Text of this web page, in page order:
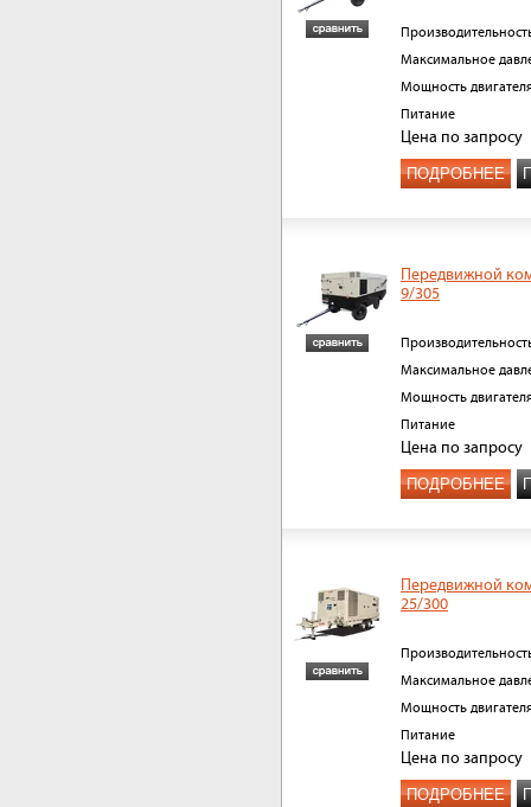
Максимальное
Мощность
Питание
Цена по запросу
ПОДРОБНЕЕ
Передвижной
9/305
Максимальное
Мощность
Питание
Цена по запросу
ПОДРОБНЕЕ
Передвижной
25/300
Максимальное
Мощность
Питание
Цена по запросу
ПОДРОБНЕЕ